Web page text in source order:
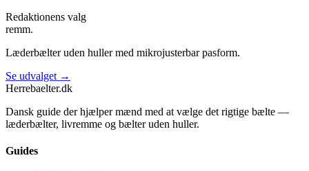
Redaktionens valg
remm.
Læderbælter uden huller med mikrojusterbar pasform.
Se udvalget →
Herrebaelter.dk
Dansk guide der hjælper mænd med at vælge det rigtige bælte —
læderbælter, livremme og bælter uden huller.
Guides